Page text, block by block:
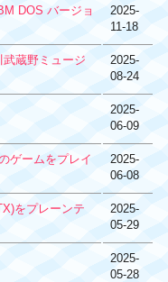
DOS バージョ
2025-
11-18
蔵野ミュージ
2025-
08-24
2025-
06-09
ゲームをプレイ
2025-
06-08
をプレーンテ
2025-
05-29
2025-
05-28